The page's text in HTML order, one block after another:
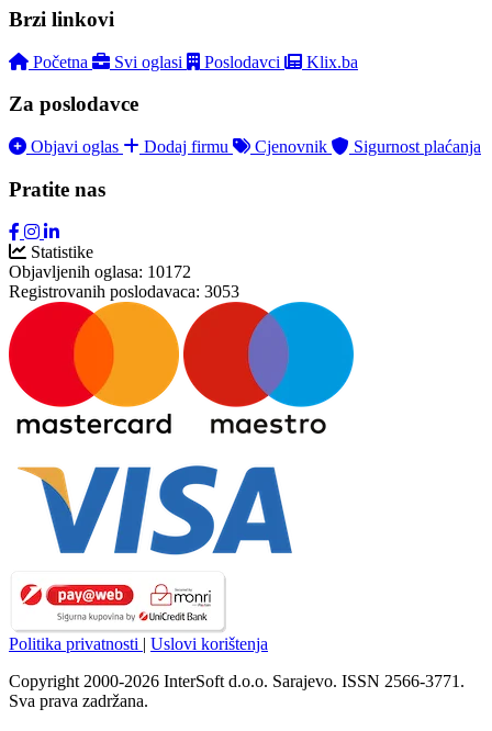
Brzi linkovi
Početna Svi oglasi Poslodavci Klix.ba
Za poslodavce
Objavi oglas Dodaj firmu Cjenovnik Sigurnost plaćanja
Pratite nas
Statistike
Objavljenih oglasa: 10172
Registrovanih poslodavaca: 3053
Politika privatnosti | Uslovi korištenja
Copyright 2000-2026 InterSoft d.o.o. Sarajevo. ISSN 2566-3771.
Sva prava zadržana.